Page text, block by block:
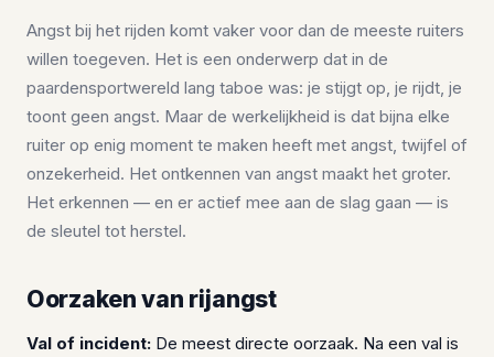
Angst bij het rijden komt vaker voor dan de meeste ruiters
willen toegeven. Het is een onderwerp dat in de
paardensportwereld lang taboe was: je stijgt op, je rijdt, je
toont geen angst. Maar de werkelijkheid is dat bijna elke
ruiter op enig moment te maken heeft met angst, twijfel of
onzekerheid. Het ontkennen van angst maakt het groter.
Het erkennen — en er actief mee aan de slag gaan — is
de sleutel tot herstel.
Oorzaken van rijangst
Val of incident: De meest directe oorzaak. Na een val is